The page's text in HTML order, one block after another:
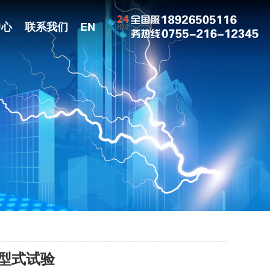
联系我们 EN
式试验